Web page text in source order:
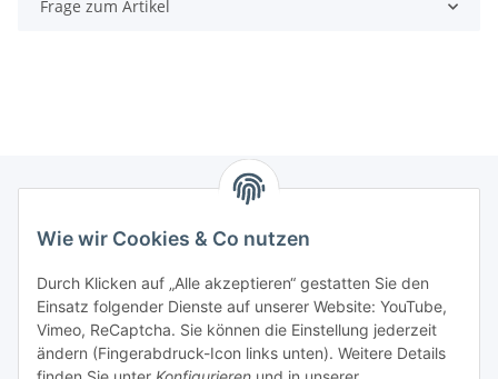
Wie wir Cookies & Co nutzen
Durch Klicken auf „Alle akzeptieren“ gestatten Sie den
Einsatz folgender Dienste auf unserer Website: YouTube,
Vimeo, ReCaptcha. Sie können die Einstellung jederzeit
ändern (Fingerabdruck-Icon links unten). Weitere Details
Frage zum Artikel
Zahlungsmöglichkeiten
Versandinformationen
Gesetzliche Informationen